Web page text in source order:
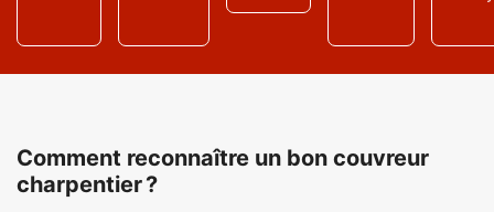
Comment reconnaître un bon couvreur
charpentier ?